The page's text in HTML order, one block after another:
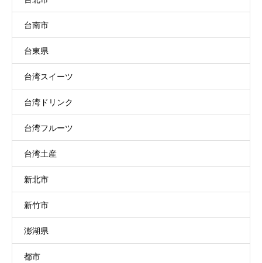
台南市
台東県
台湾スイーツ
台湾ドリンク
台湾フルーツ
台湾土産
新北市
新竹市
澎湖県
都市